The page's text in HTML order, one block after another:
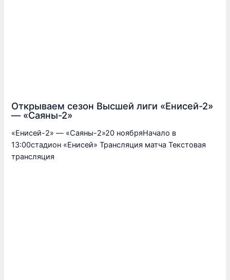
Открываем сезон Высшей лиги «Енисей-2»
— «Саяны-2»
«Енисей-2» — «Саяны-2»20 ноябряНачало в
13:00стадион «Енисей» Трансляция матча Текстовая
трансляция